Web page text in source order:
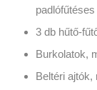
3 db hűtő-
Burkolatok,
Beltéri ajtók,